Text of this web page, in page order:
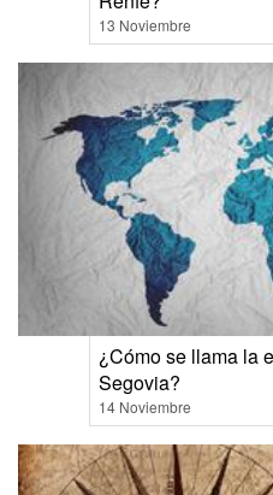
13 Noviembre
¿Cómo se llama la
Segovia?
14 Noviembre